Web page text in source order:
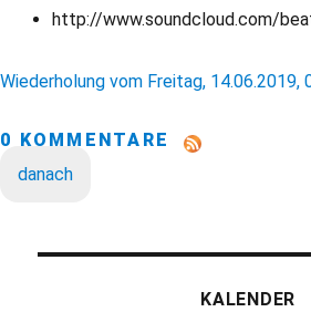
http://www.soundcloud.com/
Wiederholung vom Freitag, 14.06.2019,
0 KOMMENTARE
danach
KALENDER